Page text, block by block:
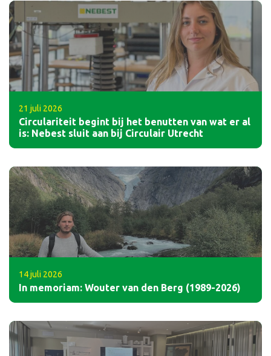
21 juli 2026
Circulariteit begint bij het benutten van wat er al
is: Nebest sluit aan bij Circulair Utrecht
14 juli 2026
In memoriam: Wouter van den Berg (1989-2026)